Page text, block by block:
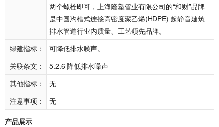
两个螺栓即可，上海隆塑管业有限公司的“和财”品牌
是中国沟槽式连接高密度聚乙烯(HDPE) 超静音建筑
排水管道行业内质量、工艺领先品牌。
绿建指标：
可降低排水噪声。
关联条文：
5.2.6 降低排水噪声
其他指标：
无
注意事项：
无
产品展示